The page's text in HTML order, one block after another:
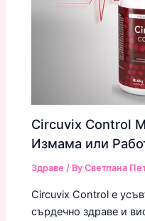
Circuvix Control
Измама или
Здраве / ByСветлана
Circuvix Control е
сърдечно здраве и